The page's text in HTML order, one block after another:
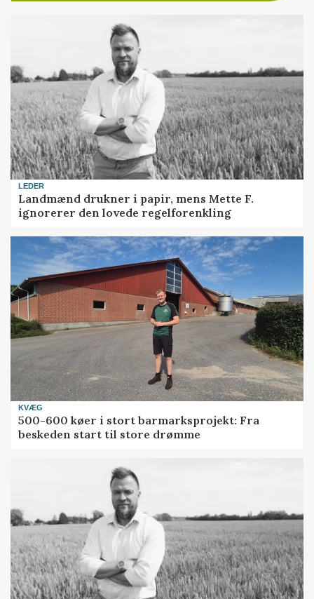
LEDER
Landmænd drukner i papir, mens Mette F.
ignorerer den lovede regelforenkling
KVÆG
500-600 køer i stort barmarksprojekt: Fra
beskeden start til store drømme